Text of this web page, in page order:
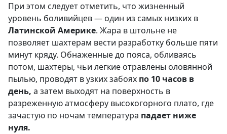
При этом следует отметить, что жизненный
уровень боливийцев — один из самых низких в
Латинской Америке. Жара в штольне не
позволяет шахтерам вести разработку больше пяти
минут кряду. Обнаженные до пояса, обливаясь
потом, шахтеры, чьи легкие отравлены оловянной
пылью, проводят в узких забоях по 10 часов в
день, а затем выходят на поверхность в
разреженную атмосферу высокогорного плато, где
зачастую по ночам температура падает ниже
нуля.